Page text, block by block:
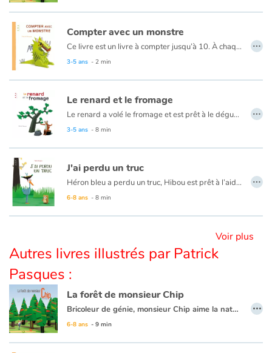
Blog
Actualités
Par thématique
Rencontres et témoignages
Contes d'ici et d'ailleurs
Autour de la lecture
Apprendre à lire
Activités et ateliers
Apprendre les langues
Dyslexie, troubles de la lecture
Compter avec un monstre
Ce livre est un livre à compter jusqu’à 10. À chaque nombre est associé un même nombre d’éléments sur le monstre (griffes, ailes, dents...). Il se transforme en monstre de plus en plus « horrible » à mesure que le livre progresse.
3-5 ans - 2 min
…
Le renard et le fromage
Le renard a volé le fromage et est prêt à le déguster. Mais des mouches, un monstre, un aigle, un taureau ou encore des fourmis viennent contrarier son repas...
3-5 ans - 8 min
…
J'ai perdu un truc
Héron bleu a perdu un truc, Hibou est prêt à l’aider à le retrouver. Cependant Héron bleu n’est pas très clair pour lui décrire le fameux truc. Les voilà partis dans la forêt à la rencontre de personnages divers et variés, tous sortis d’histoires, contes ou fables dont le lecteur se régalera de les reconnaître ou pas. Car certains sont bizarres, un peu comme le truc à retrouver.
6-8 ans - 8 min
…
Voir plus
Autres livres illustrés par Patrick
Pasques :
La forêt de monsieur Chip
Bricoleur de génie, monsieur Chip aime la nature et le chant des oiseaux. Mais pour construire sa petite maison, et surtout ses nombreuses extensions, il va ratiboiser toute la forêt et faire fuir tous les animaux.
6-8 ans - 9 min
…